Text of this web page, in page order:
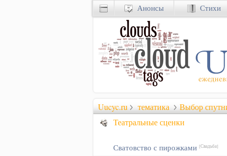
Uucyc.ru тематика Выбор
Театральные сценки
Сватовство с пирожками [Свадьба]
Анонсы Стихи